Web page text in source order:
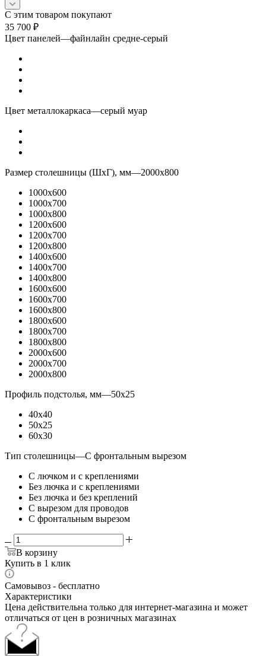
С этим товаром покупают
35 700 ₽
Цвет панелей—файнлайн средне-серый
Цвет металлокаркаса—серый муар
Размер столешницы (ШхГ), мм—2000x800
1000x600
1000x700
1000x800
1200x600
1200x700
1200x800
1400x600
1400x700
1400x800
1600x600
1600x700
1600x800
1800x600
1800x700
1800x800
2000x600
2000x700
2000x800
Профиль подстолья, мм—50x25
40x40
50x25
60x30
Тип столешницы—С фронтальным вырезом
С лючком и с креплениями
Без лючка и с креплениями
Без лючка и без креплений
С вырезом для проводов
С фронтальным вырезом
В корзину
Купить в 1 клик
Самовывоз - бесплатно
Характеристики
Цена действительна только для интернет-магазина и может
отличаться от цен в розничных магазинах